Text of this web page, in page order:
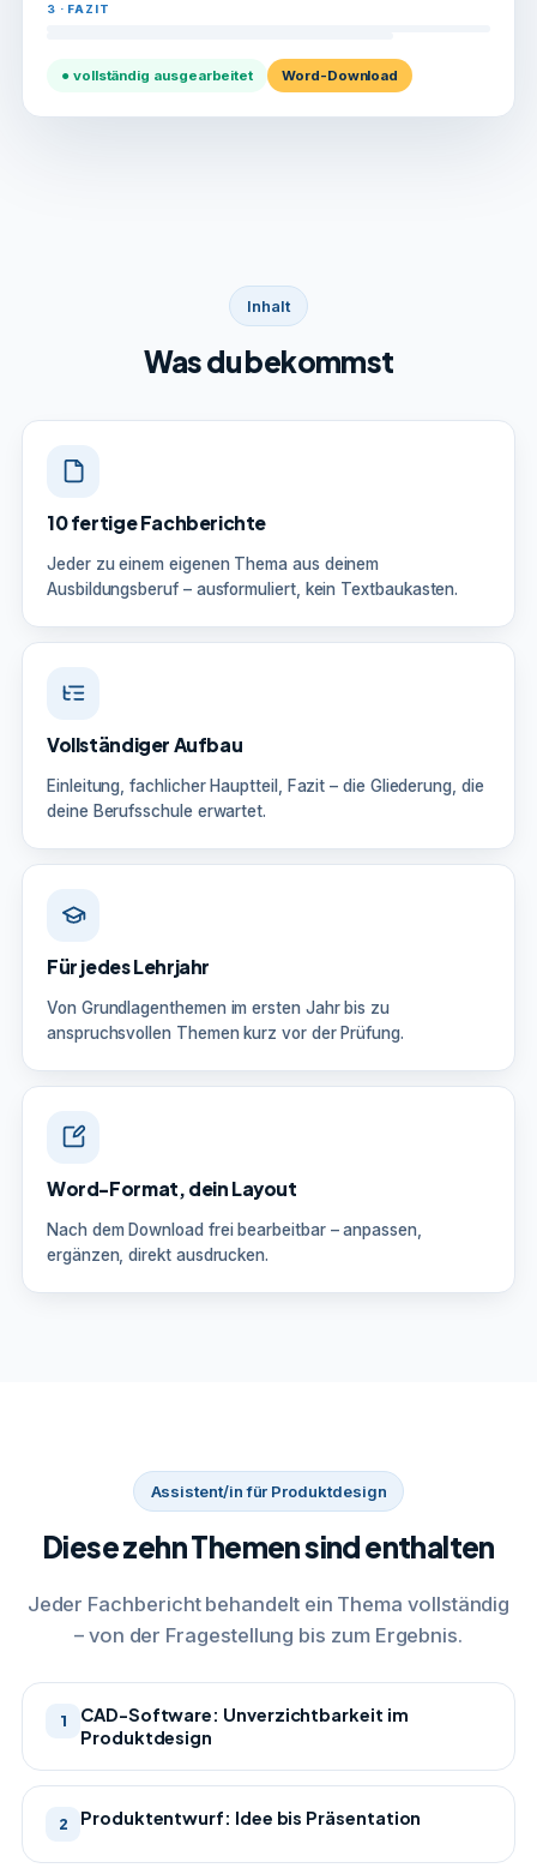
3 · FAZIT
● vollständig ausgearbeitet Word-Download
Inhalt
Was du bekommst
10 fertige Fachberichte
Jeder zu einem eigenen Thema aus deinem
Ausbildungsberuf – ausformuliert, kein Textbaukasten.
Vollständiger Aufbau
Einleitung, fachlicher Hauptteil, Fazit – die Gliederung, die
deine Berufsschule erwartet.
Für jedes Lehrjahr
Von Grundlagenthemen im ersten Jahr bis zu
anspruchsvollen Themen kurz vor der Prüfung.
Word-Format, dein Layout
Nach dem Download frei bearbeitbar – anpassen,
ergänzen, direkt ausdrucken.
Assistent/in für Produktdesign
Diese zehn Themen sind enthalten
Jeder Fachbericht behandelt ein Thema vollständig
– von der Fragestellung bis zum Ergebnis.
1
CAD-Software: Unverzichtbarkeit im
Produktdesign
2 Produktentwurf: Idee bis Präsentation